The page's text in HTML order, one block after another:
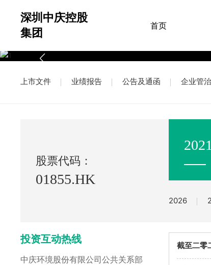
深圳中庆控股
集团
首页
上市文件 业绩报告 公告及通函 企业管治
股票代码：
01855.HK
2021
2026
投资互动热线
中庆环境股份有限公司公共关系部
截至二零